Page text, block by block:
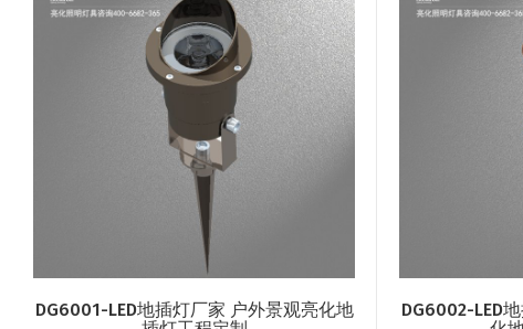
DG6001-LED地插灯厂家 户外景观亮化地
DG6002-LED